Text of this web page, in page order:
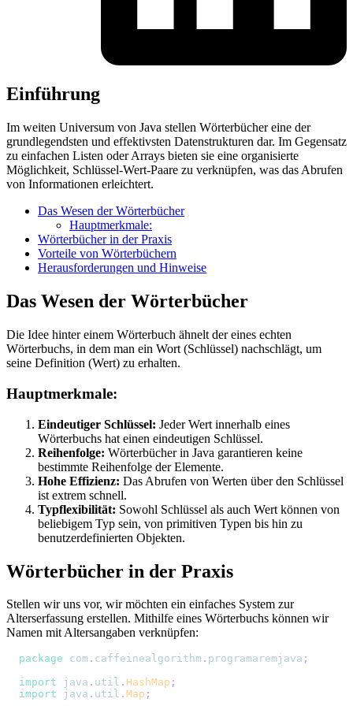
Einführung
Im weiten Universum von Java stellen Wörterbücher eine der
grundlegendsten und effektivsten Datenstrukturen dar. Im Gegensatz
zu einfachen Listen oder Arrays bieten sie eine organisierte
Möglichkeit, Schlüssel-Wert-Paare zu verknüpfen, was das Abrufen
von Informationen erleichtert.
Das Wesen der Wörterbücher
Hauptmerkmale:
Wörterbücher in der Praxis
Vorteile von Wörterbüchern
Herausforderungen und Hinweise
Das Wesen der Wörterbücher
Die Idee hinter einem Wörterbuch ähnelt der eines echten
Wörterbuchs, in dem man ein Wort (Schlüssel) nachschlägt, um
seine Definition (Wert) zu erhalten.
Hauptmerkmale:
Eindeutiger Schlüssel: Jeder Wert innerhalb eines
Wörterbuchs hat einen eindeutigen Schlüssel.
Reihenfolge: Wörterbücher in Java garantieren keine
bestimmte Reihenfolge der Elemente.
Hohe Effizienz: Das Abrufen von Werten über den Schlüssel
ist extrem schnell.
Typflexibilität: Sowohl Schlüssel als auch Wert können von
beliebigem Typ sein, von primitiven Typen bis hin zu
benutzerdefinierten Objekten.
Wörterbücher in der Praxis
Stellen wir uns vor, wir möchten ein einfaches System zur
Alterserfassung erstellen. Mithilfe eines Wörterbuchs können wir
Namen mit Altersangaben verknüpfen:
package com . caffeinealgorithm . programaremjava ;
import
java . util . HashMap ;
import
java . util . Map ;